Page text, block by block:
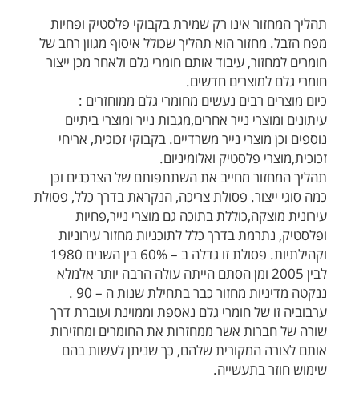
תהליך המחזור אינו רק שמירת בקבוקי פלסטיק ופחיות
מפח הזבל. מחזור הוא תהליך שכולל איסוף מגוון רחב של
חומרים למחזור, עיבוד אותם חומרי גלם ולאחר מכן ייצור
חומרי גלם למוצרים חדשים.
כיום מוצרים רבים נעשים מחומרי גלם ממוחזרים :
עיתונים ומוצרי נייר אחרים,מגבות נייר ומוצרי ביתיים
נוספים וכן מוצרי נייר משרדיים. בקבוקי זכוכית, אריחי
זכוכית,מוצרי פלסטיק ואלומיניום.
תהליך המחזור מחייב את השתתפותם של הצרכנים וכן
כמה סוגי ייצור. פסולת צריכה, הנקראת בדרך כלל, פסולת
עירונית מוצקה,כוללת בתוכה גם מוצרי נייר,פחיות
ופלסטיק, נתרמת בדרך כלל לתוכניות מחזור עירוניות
וקהילתיות. פסולת זו גדלה ב – 60% בין השנים 1980
לבין 2005 ומן הסתם הייתה עולה הרבה יותר אלמלא
ננקטה מדיניות מחזור כבר בתחילת שנות ה – 90 .
ערבוביה זו של חומרי גלם נאספת וממוינת ועוברת דרך
שורה של חברות אשר ממחזרות את החומרים ומחזירות
אותם לצורה המקורית שלהם, כך שניתן לעשות בהם
שימוש חוזר בתעשייה.